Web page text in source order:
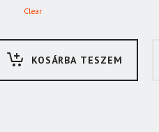
Clear
KOSÁRBA TESZEM